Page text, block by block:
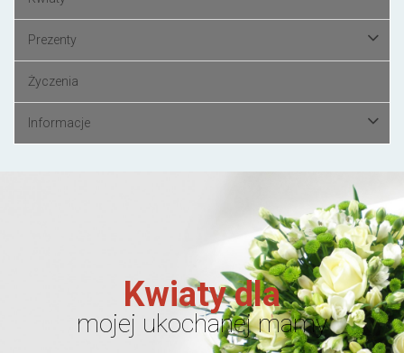
Prezenty
Życzenia
Informacje
Kwiaty dla
mojej ukochanej mamy